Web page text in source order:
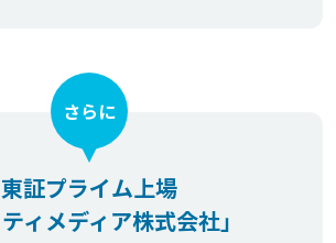
東証プライム上場
ティメディア株式会社」
さらに